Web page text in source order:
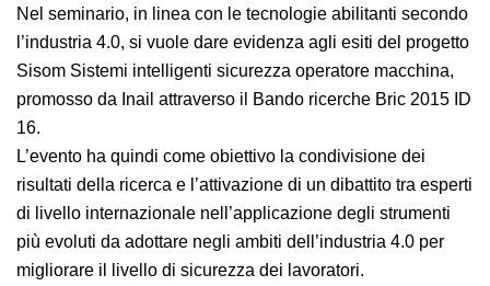
Nel seminario, in linea con le tecnologie abilitanti
secondo l’industria 4.0, si vuole dare evidenza agli esiti
del progetto Sisom Sistemi intelligenti sicurezza
operatore macchina, promosso da Inail attraverso il
Bando ricerche Bric 2015 ID 16.
L’evento ha quindi come obiettivo la condivisione dei
risultati della ricerca e l’attivazione di un dibattito tra
esperti di livello internazionale nell’applicazione degli
strumenti più evoluti da adottare negli ambiti
dell’industria 4.0 per migliorare il livello di sicurezza dei